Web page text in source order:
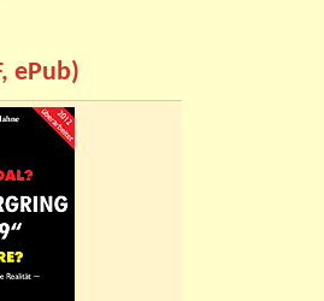
ePub)